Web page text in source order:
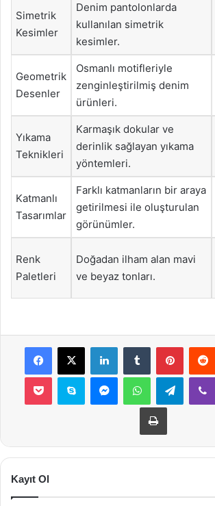
Simetrik
Kesimler
Denim pantolonlarda
kullanılan simetrik
kesimler.
Geometrik
Desenler
Osmanlı motifleriyle
zenginleştirilmiş denim
ürünleri.
Yıkama
Teknikleri
Karmaşık dokular ve
derinlik sağlayan yıkama
yöntemleri.
Katmanlı
Tasarımlar
Farklı katmanların bir araya
getirilmesi ile oluşturulan
görünümler.
Renk
Paletleri
Doğadan ilham alan mavi
ve beyaz tonları.
Facebook
X LinkedInTumblr
Pocket Skype MessengerWhatsApp
Yazdır
Kayıt Ol